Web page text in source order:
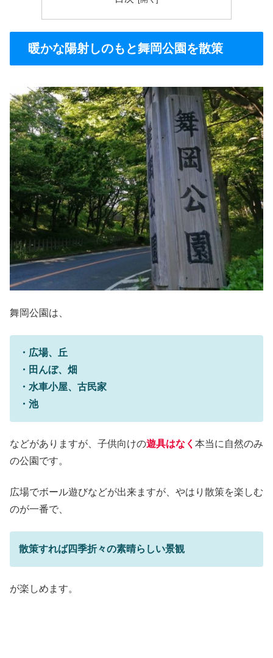
暖かな陽射しのもと舞岡公園を散策
舞岡公園は、
・広場、丘
・田んぼ、畑
・水車小屋、古民家
・池
などがありますが、子供向けの遊具はなく 本当に自然のみ
の公園です。
広場でボール遊びなどが出来ますが、やはり散策を楽しむ
のが一番で、
散策すれば四季折々の素晴らしい景観
が楽しめます。